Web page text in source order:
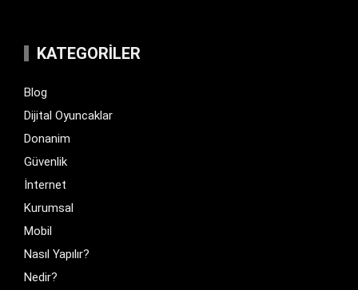
KATEGORILER
Blog
Dijital Oyuncaklar
Donanim
Güvenlik
İnternet
Kurumsal
Mobil
Nasıl Yapılır?
Nedir?